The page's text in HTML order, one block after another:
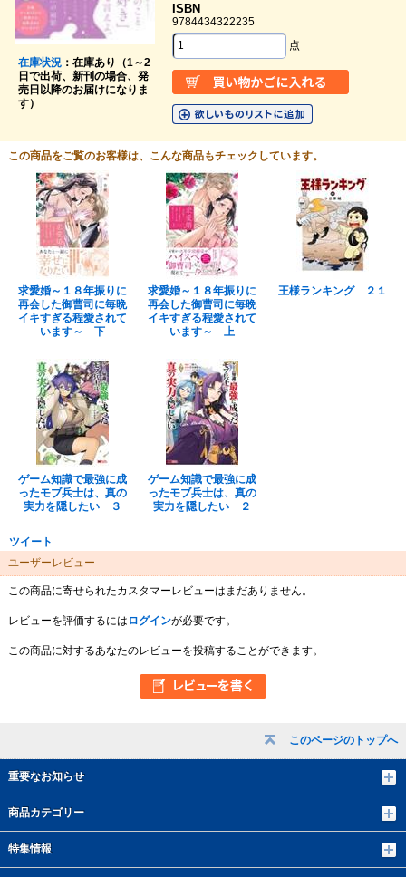
このページのトップへ
重要なお知らせ
商品カテゴリー
特集情報
在庫状況：在庫あり（1～2
日で出荷、新刊の場合、発
売日以降のお届けになりま
す）
ISBN
9784434322235
点
この商品をご覧のお客様は、こんな商品もチェックしています。
求愛婚～１８年振りに
再会した御曹司に毎晩
イキすぎる程愛されて
います～ 下
求愛婚～１８年振りに
再会した御曹司に毎晩
イキすぎる程愛されて
います～ 上
王様ランキング ２１
ゲーム知識で最強に成
ったモブ兵士は、真の
実力を隠したい ３
ゲーム知識で最強に成
ったモブ兵士は、真の
実力を隠したい ２
ツイート
ユーザーレビュー
この商品に寄せられたカスタマーレビューはまだありません。
レビューを評価するには ログインが必要です。
この商品に対するあなたのレビューを投稿することができます。